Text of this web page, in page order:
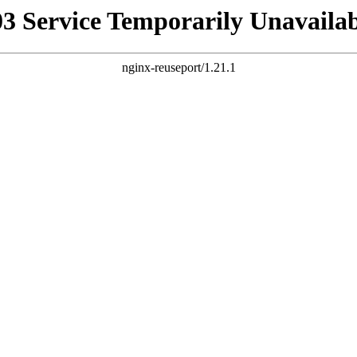
Service Temporarily
nginx-reuseport/1.21.1